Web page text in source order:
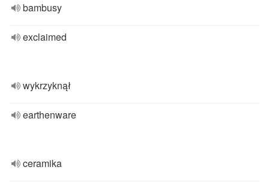
bambusy
exclaimed
wykrzyknął
earthenware
ceramika